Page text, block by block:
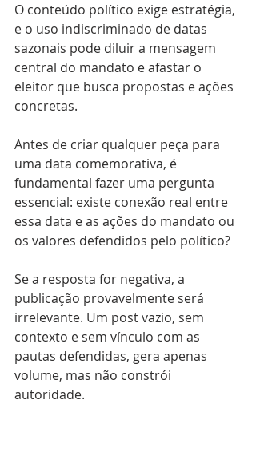
O conteúdo político exige estratégia,
e o uso indiscriminado de datas
sazonais pode diluir a mensagem
central do mandato e afastar o
eleitor que busca propostas e ações
concretas.
Antes de criar qualquer peça para
uma data comemorativa, é
fundamental fazer uma pergunta
essencial: existe conexão real entre
essa data e as ações do mandato ou
os valores defendidos pelo político?
Se a resposta for negativa, a
publicação provavelmente será
irrelevante. Um post vazio, sem
contexto e sem vínculo com as
pautas defendidas, gera apenas
volume, mas não constrói
autoridade.